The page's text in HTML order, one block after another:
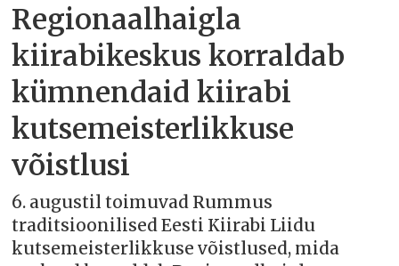
Regionaalhaigla
kiirabikeskus korraldab
kümnendaid kiirabi
kutsemeisterlikkuse
võistlusi
6. augustil toimuvad Rummus
traditsioonilised Eesti Kiirabi Liidu
kutsemeisterlikkuse võistlused, mida